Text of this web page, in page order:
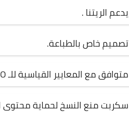
يدعم الريتنا .
تصميم خاص بالطباعة.
متوافق مع المعايير القياسية للـ SEO وقواعد الأرشفة.
سكربت منع النسخ لحماية محتوى